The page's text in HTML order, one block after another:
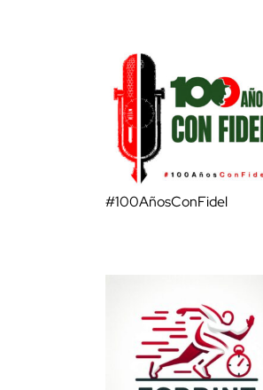
#100AñosConFidel